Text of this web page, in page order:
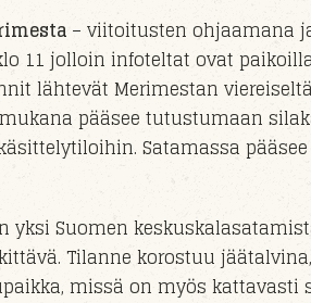
– viitoitusten ohjaamana
11 jolloin infoteltat ovat
lähtevät Merimestan
pääsee tutustumaan
Satamassa
yksi Suomen
Tilanne korostuu
missä on myös kattavasti